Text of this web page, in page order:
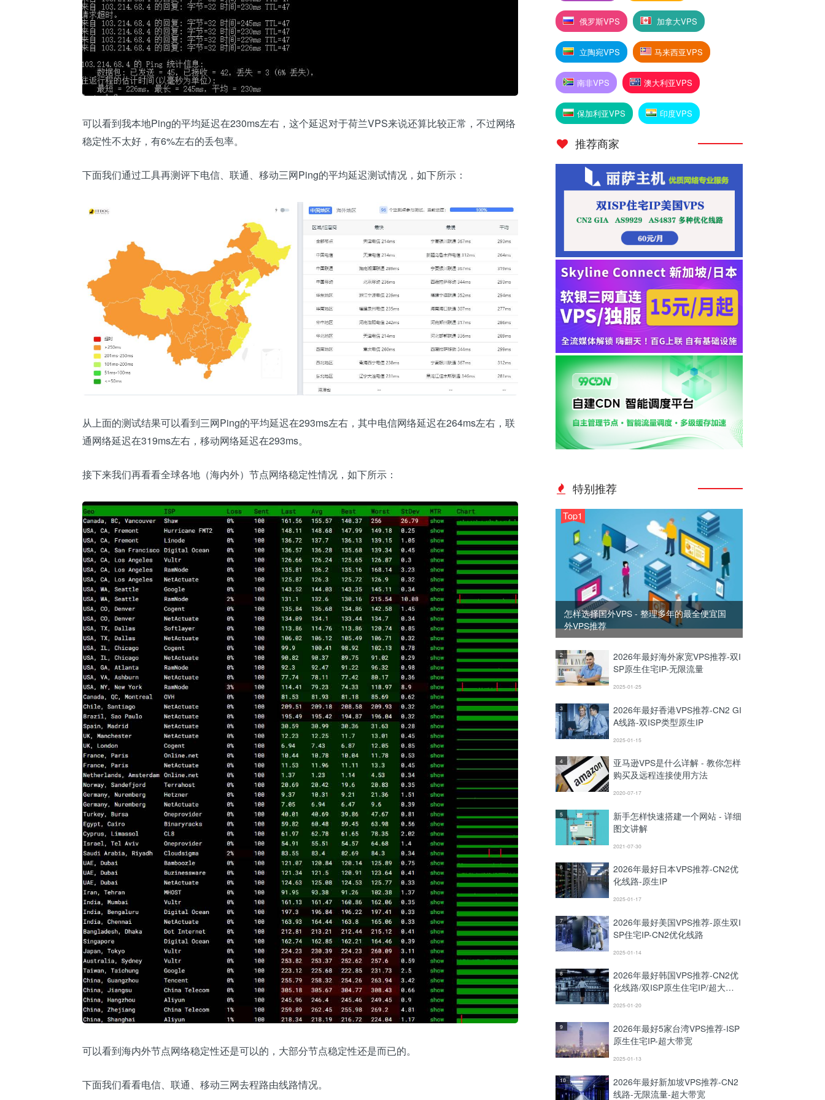
可以看到我本地Ping的平均延迟在230ms左右，这个延迟对于荷兰VPS来说还算比较正常，不过网络
稳定性不太好，有6%左右的丢包率。
下面我们通过工具再测评下电信、联通、移动三网Ping的平均延迟测试情况，如下所示：
从上面的测试结果可以看到三网Ping的平均延迟在293ms左右，其中电信网络延迟在264ms左右，联
通网络延迟在319ms左右，移动网络延迟在293ms。
接下来我们再看看全球各地（海内外）节点网络稳定性情况，如下所示：
可以看到海内外节点网络稳定性还是可以的，大部分节点稳定性还是而已的。
下面我们看看电信、联通、移动三网去程路由线路情况。
俄罗斯VPS 加拿大VPS
立陶宛VPS 马来西亚VPS
南非VPS 澳大利亚VPS
保加利亚VPS 印度VPS
推荐商家
特别推荐
Top1
怎样选择国外VPS - 整理多年的最全便宜国
外VPS推荐
2
2026年最好海外家宽VPS推荐-双I
SP原生住宅IP-无限流量
2025-01-25
3
2026年最好香港VPS推荐-CN2 GI
A线路-双ISP类型原生IP
2025-01-15
4
亚马逊VPS是什么详解 - 教你怎样
购买及远程连接使用方法
2020-07-17
5
新手怎样快速搭建一个网站 - 详细
图文讲解
2021-07-30
6
2026年最好日本VPS推荐-CN2优
化线路-原生IP
2025-01-17
7
2026年最好美国VPS推荐-原生双I
SP住宅IP-CN2优化线路
2025-01-14
8
2026年最好韩国VPS推荐-CN2优
化线路/双ISP原生住宅IP/超大带
2025-01-20
9
2026年最好5家台湾VPS推荐-ISP
原生住宅IP-超大带宽
2025-01-13
10
2026年最好新加坡VPS推荐-CN2
线路-无限流量-超大带宽